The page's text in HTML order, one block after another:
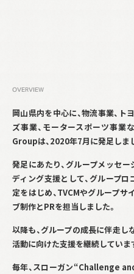
OVERVIEW
岡山県内を中心に、物流事業、ト
ズ事業、モータースポーツ事業
Groupは、 2020年7月に発足しま
発足にあたり、グループメッセ
ディング支援として、グループロ
定をはじめ、 TVCMやグループサ
ブ制作とPRを担当しました。
以降も、グループの成長に伴走し
活動に向けた支援を継続していま
毎年、スローガン“Challenge